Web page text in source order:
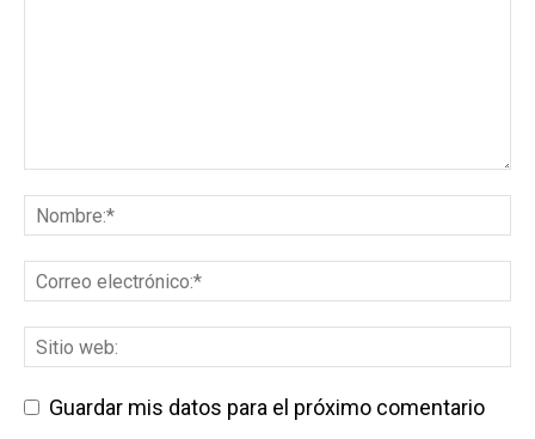
Guardar mis datos para el próximo comentario